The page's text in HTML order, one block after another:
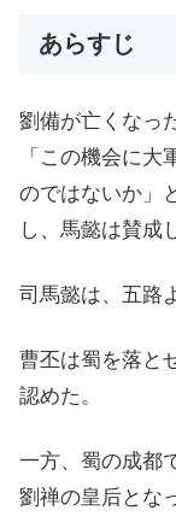
あらすじ
劉備が亡くなっ
「この機会に
のではないか」
し、馬懿は賛成
司馬懿は、五路
曹丕は蜀を落と
認めた。
一方、蜀の成都
劉禅の皇后とな